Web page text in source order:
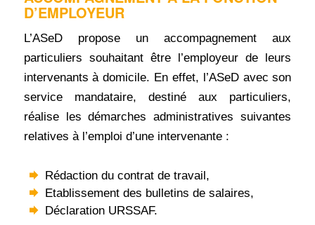
D’EMPLOYEUR
L’ASeD propose un accompagnement aux
particuliers souhaitant être l’employeur de leurs
intervenants à domicile. En effet, l’ASeD avec son
service mandataire, destiné aux particuliers,
réalise les démarches administratives suivantes
relatives à l’emploi d’une intervenante :
Rédaction du contrat de travail,
Etablissement des bulletins de salaires,
Déclaration URSSAF.